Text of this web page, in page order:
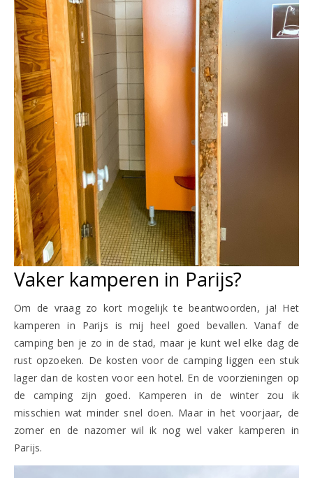
Vaker kamperen in Parijs?
Om de vraag zo kort mogelijk te beantwoorden, ja! Het
kamperen in Parijs is mij heel goed bevallen. Vanaf de
camping ben je zo in de stad, maar je kunt wel elke dag de
rust opzoeken. De kosten voor de camping liggen een stuk
lager dan de kosten voor een hotel. En de voorzieningen op
de camping zijn goed. Kamperen in de winter zou ik
misschien wat minder snel doen. Maar in het voorjaar, de
zomer en de nazomer wil ik nog wel vaker kamperen in
Parijs.